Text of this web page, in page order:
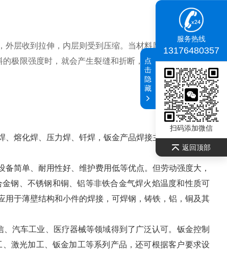
外层收到拉伸，内层则受到压缩。当材料厚度一定时，内
极限强度时，就会产生裂缝和折断，因此，弯曲零件的
熔化焊、压力焊、钎焊，钣金产品焊接主要为电弧焊、
单、耐用性好、维护费用低等优点。但劳动强度大，
钢、不锈钢和铜、铝等非铁合金气焊火焰温度和性质可
于薄壁结构和小件的焊接，可焊钢，铸铁，铝，铜及其
车工业、医疗器械等领域得到了广泛认可。钣金控制
激光加工、钣金加工等系列产品，还可根据客户要求设
服务热线
13176480357
扫码添加微信
返回顶部
点
击
隐
藏